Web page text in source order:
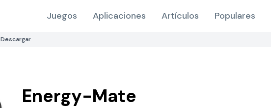
Juegos Aplicaciones Artículos Populares
Descargar
Energy-Mate